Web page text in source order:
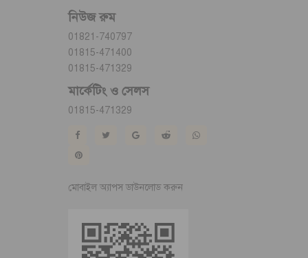
নিউজ রুম
01821-740797
01815-471400
01815-471329
মার্কেটিং ও সেলস
01815-471329
মোবাইল অ্যাপস ডাউনলোড করুন